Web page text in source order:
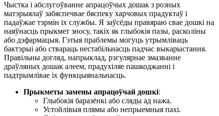
Чыстка і абслугоўванне апрацоўчых дошак з розных
матэрыялаў забяспечвае бяспеку харчовых прадуктаў і
падаўжае тэрмін іх службы. Я заўсёды правяраю свае дошкі на
наяўнасць прыкмет зносу, такіх як глыбокія пазы, расколіны
або дэфармацыя. Гэтыя праблемы могуць утрымліваць
бактэрыі або ствараць нестабільнасць падчас выкарыстання.
Правільны догляд, напрыклад, рэгулярнае змазванне
драўляных дошак алеем, прадухіляе пашкоджанні і
падтрымлівае іх функцыянальнасць.
Прыкметы замены апрацоўчай дошкі:
Глыбокія баразёнкі або сляды ад нажа.
Устойлівыя плямы або непрыемныя пахі.